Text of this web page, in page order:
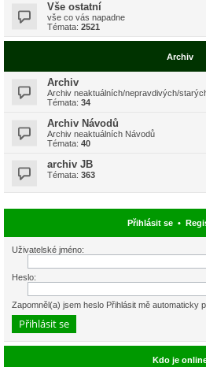
Vše ostatní
vše co vás napadne
Témata: 2521
Archiv
Archiv
Archiv neaktuálních/nepravdivých/
Témata: 34
Archiv Návodů
Archiv neaktuálních Návodů
Témata: 40
archiv JB
Témata: 363
Přihlásit se•
Uživatelské jméno:
Heslo:
Zapomněl(a) jsem heslo Přihlásit mě automaticky
Kdo je